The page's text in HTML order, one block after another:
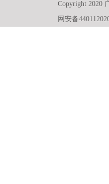
Copyright 2020
网安备